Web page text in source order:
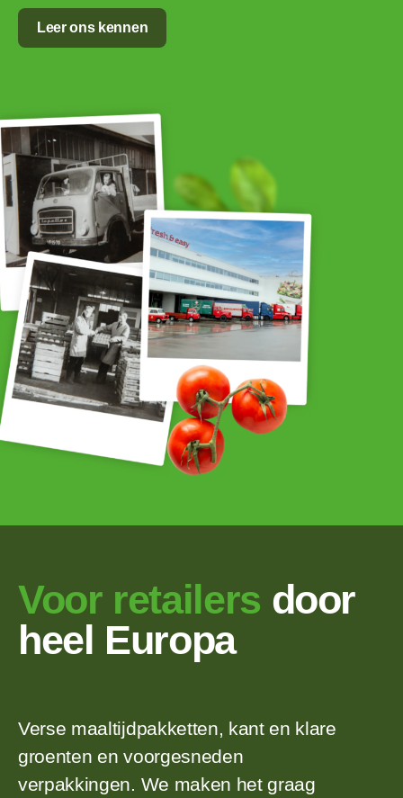
Leer ons kennen
Voor retailers door
heel Europa
Verse maaltijdpakketten, kant en klare
groenten en voorgesneden
verpakkingen. We maken het graag